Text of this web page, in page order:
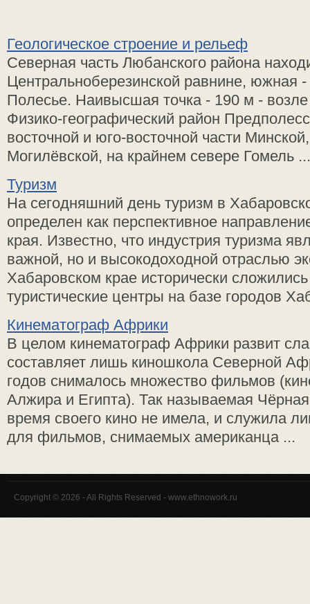
Геологическое строение и рельеф
Северная часть Любанского района
Центральноберезинской равнине, южная
Полесье. Наивысшая точка - 190 м -
Физико-географический район
восточной и юго-восточной части
Могилёвской, на крайнем севере Гомель ...
Туризм
На сегодняшний день туризм в
определен как перспективное
края. Известно, что индустрия туризма
важной, но и высокодоходной отраслью
Хабаровском крае исторически
туристические центры на базе городов
Кинематограф Африки
В целом кинематограф Африки развит
составляет лишь киношкола Северной
годов снималось множество фильмов
Алжира и Египта). Так называемая
время своего кино не имела, и служила
для фильмов, снимаемых американца ...
Copyright © 2026 - All Rights Reserved - www.ethnowork.ru